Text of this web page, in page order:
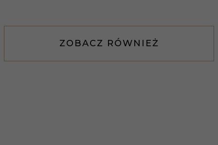
ZOBACZ RÓWNIEŻ